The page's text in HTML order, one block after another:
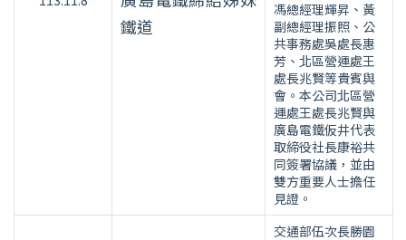
鐵道
馮總經理輝昇、黃
副總經理振照、公
共事務處吳處長惠
芳、北區營運處王
處長兆賢等貴賓與
會。本公司北區營
運處王處長兆賢與
廣島電鐵仮井代表
取締役社長康裕共
同簽署協議，並由
雙方重要人士擔任
見證。
交通部伍次長勝園